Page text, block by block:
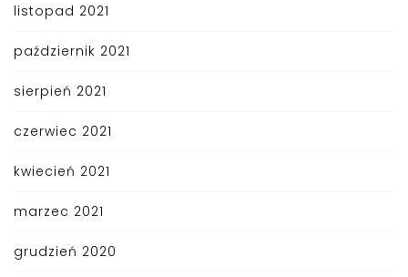
listopad 2021
październik 2021
sierpień 2021
czerwiec 2021
kwiecień 2021
marzec 2021
grudzień 2020